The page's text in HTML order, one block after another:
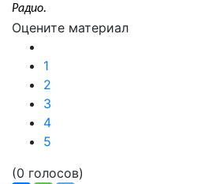
Радио.
Оцените материал
1
2
3
4
5
(0 голосов)